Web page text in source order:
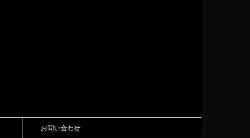
お問い合わせ